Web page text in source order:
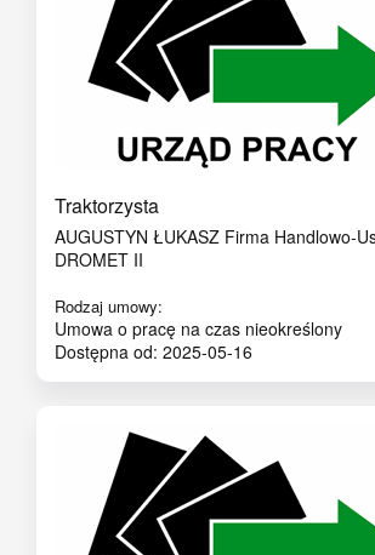
Traktorzysta
AUGUSTYN ŁUKASZ Firma Handlowo-
DROMET II
Rodzaj umowy:
Umowa o pracę na czas nieokreślony
Dostępna od: 2025-05-16